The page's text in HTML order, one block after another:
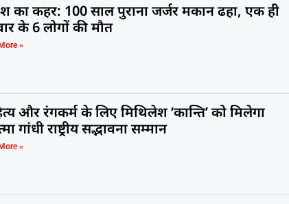
का कहर: 100 साल पुराना जर्जर मकान ढहा, एक ही
के 6 लोगों की मौत
»
और रंगकर्म के लिए मिथिलेश ‘कान्ति’ को मिलेगा
गांधी राष्ट्रीय सद्भावना सम्मान
»